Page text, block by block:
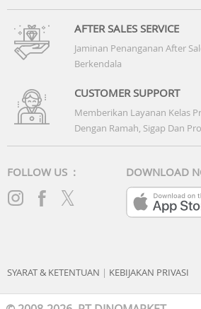
AFTER SALES SERVICE
Jaminan Penanganan After
Berkendala
CUSTOMER SUPPORT
Memberikan Layanan Kelas
Dengan Ramah, Sigap Dan
FOLLOW US : DOWNLOAD
SYARAT & KETENTUAN | KEBIJAKAN PRIVASI